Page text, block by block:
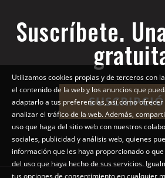
Suscríbete.
Utilizamos cookies propias y de terceros con
el contenido de la web y los anuncios que
adaptarlo a tus preferencias, así como
analizar el tráfico de la web. Además,
uso que haga del sitio web con nuestros
sociales, publicidad y análisis web, quienes
información que les haya proporcionado o
del uso que haya hecho de sus servicios.
tus opciones de consentimiento en cualquier